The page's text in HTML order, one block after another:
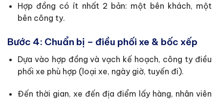
Hợp đồng có ít nhất 2 bản: một bên khách, một
bên công ty.
Bước 4: Chuẩn bị – điều phối xe & bốc xếp
Dựa vào hợp đồng và vạch kế hoạch, công ty điều
phối xe phù hợp (loại xe, ngày giờ, tuyến đi).
Đến thời gian, xe đến địa điểm lấy hàng, nhân viên